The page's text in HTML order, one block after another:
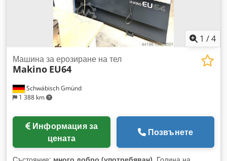
1 /4
Schwäbisch Gmünd
1 388 km
Машина за ерозиране на тел
Makino EU64
Информация за
цената
Позвънете